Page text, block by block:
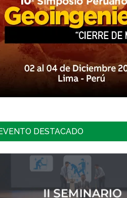
DESTACADO